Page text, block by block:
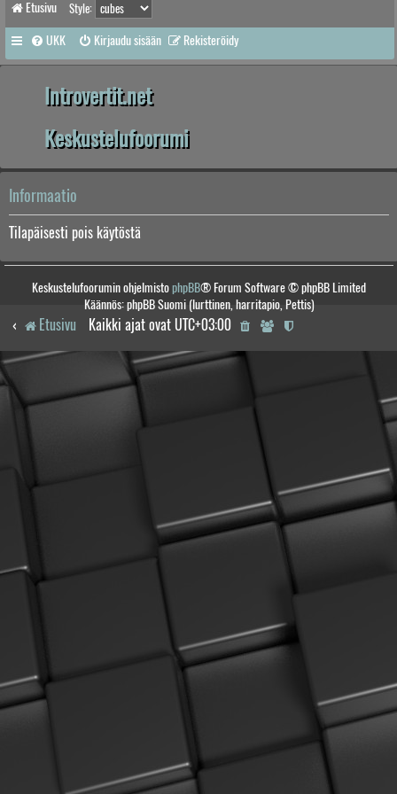
Etusivu Style:
UKK Kirjaudu sisään Rekisteröidy
Introvertit.net
Keskustelufoorumi
Informaatio
Tilapäisesti pois käytöstä
Keskustelufoorumin ohjelmistophpBB® Forum Software © phpBB Limited
Käännös: phpBB Suomi (lurttinen, harritapio, Pettis)
Etusivu Kaikki ajat ovat UTC+03:00